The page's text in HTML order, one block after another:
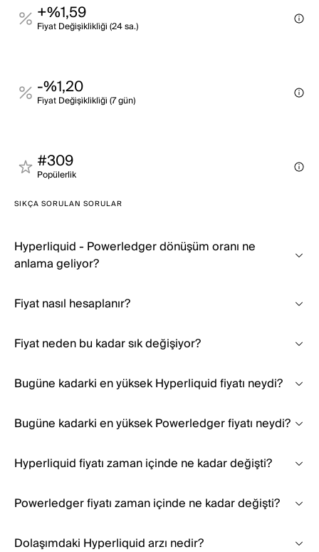
+%1,59
Fi̇yat Deği̇şi̇kli̇kli̇ği̇ (24 sa.)
-%1,20
Fi̇yat Deği̇şi̇kli̇kli̇ği̇ (7 gün)
#309
Popülerli̇k
SIKÇA SORULAN SORULAR
Hyperliquid - Powerledger dönüşüm oranı ne
anlama geliyor?
Fiyat nasıl hesaplanır?
Fiyat neden bu kadar sık değişiyor?
Bugüne kadarki en yüksek Hyperliquid fiyatı neydi?
Bugüne kadarki en yüksek Powerledger fiyatı neydi?
Hyperliquid fiyatı zaman içinde ne kadar değişti?
Powerledger fiyatı zaman içinde ne kadar değişti?
Dolaşımdaki Hyperliquid arzı nedir?